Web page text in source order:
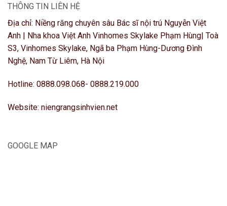
THÔNG TIN LIÊN HỆ
Địa chỉ: Niềng răng chuyên sâu Bác sĩ nội trú Nguyễn Việt
Anh | Nha khoa Việt Anh Vinhomes Skylake Phạm Hùng| Toà
S3, Vinhomes Skylake, Ngã ba Phạm Hùng-Dương Đình
Nghệ, Nam Từ Liêm, Hà Nội
Hotline: 0888.098.068- 0888.219.000
Website: niengrangsinhvien.net
GOOGLE MAP